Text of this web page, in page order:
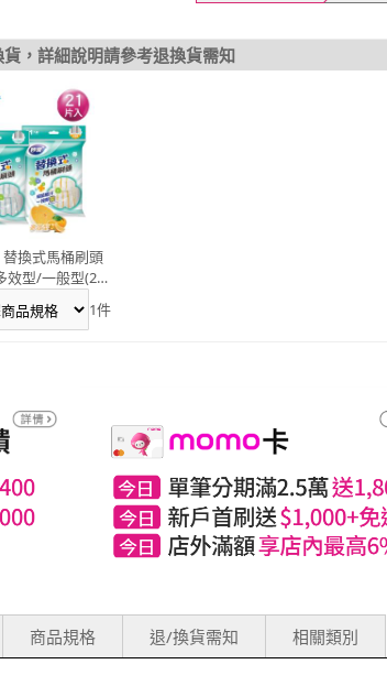
，詳細說明請參考退換貨需知
替換式馬桶刷頭
效型/一般型(21
1件
商品規格 退/換貨需知 相關類別